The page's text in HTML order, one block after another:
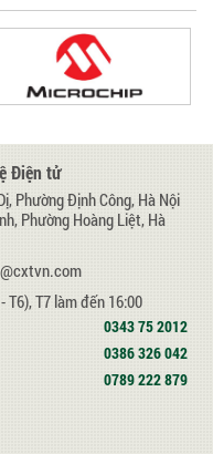
Điện tử
Phường Định Công, Hà Nội
Phường Hoàng Liệt, Hà
T6), T7 làm đến 16:00
0343 75 2012
0386 326 042
0789 222 879